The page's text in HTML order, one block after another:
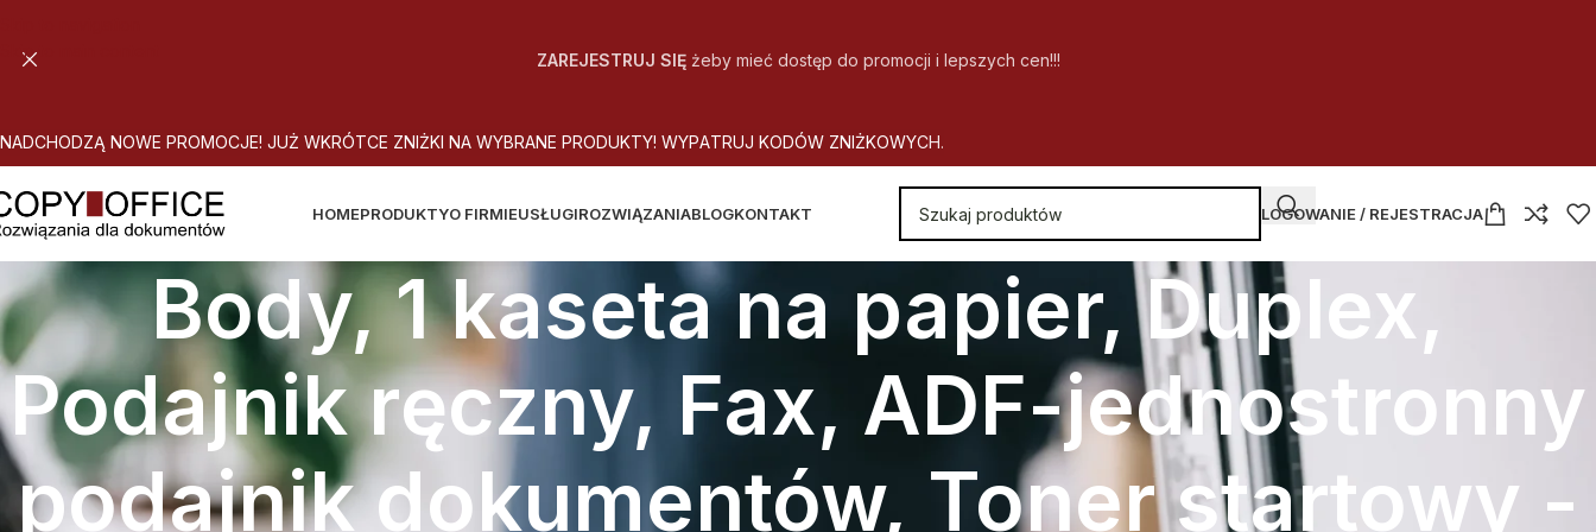
Skip to main content
ZAREJESTRUJ SIĘżeby mieć dostęp do promocji i lepszych cen!!!
NADCHODZĄ NOWE PROMOCJE! JUŻ WKRÓTCE ZNIŻKI NA WYBRANE PRODUKTY! WYPATRUJ KODÓW ZNIŻKOWYCH.
HOMEPRODUKTYO FIRMIEUSŁUGIROZWIĄZANIABLOGKONTAKT LOGOWANIE / REJESTRACJA
Body, 1 kaseta na papier, Duplex,
Podajnik ręczny, Fax, ADF-jednostronny
podajnik dokumentów, Toner startowy -